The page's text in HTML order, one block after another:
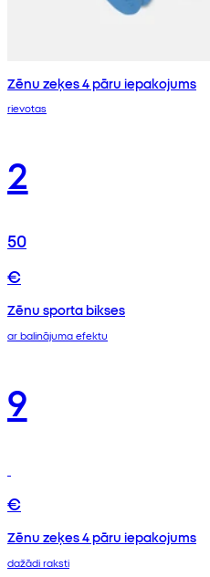
Zēnu zeķes 4 pāru iepakojums
rievotas
2
50
€
Zēnu sporta bikses
ar balinājuma efektu
9
€
Zēnu zeķes 4 pāru iepakojums
dažādi raksti